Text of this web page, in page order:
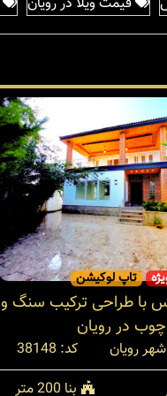
تاپ لوکیشن
با طراحی ترکیب سنگ و
چوب در رویان
رویان
کد: 38148
بنا 200 متر